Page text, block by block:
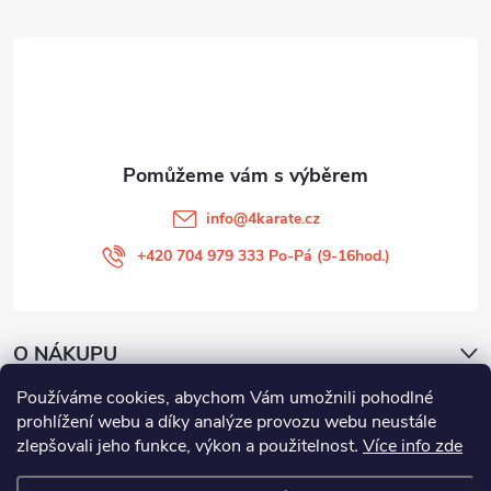
Používáme cookies, abychom Vám umožnili pohodlné
prohlížení webu a díky analýze provozu webu neustále
zlepšovali jeho funkce, výkon a použitelnost. Více info zde
info@4karate.cz
+420 704 979 333 Po-Pá (9-16hod.)
O NÁKUPU
Facebook